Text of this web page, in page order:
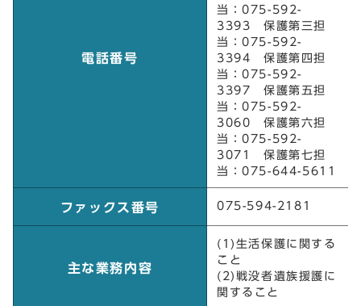
電話番号
当：075-592-
3393 保護第三担
当：075-592-
3394 保護第四担
当：075-592-
3397 保護第五担
当：075-592-
3060 保護第六担
当：075-592-
3071 保護第七担
当：075-644-5611
ファックス番号 075-594-2181
主な業務内容
(1)生活保護に関する
こと
(2)戦没者遺族援護に
関すること